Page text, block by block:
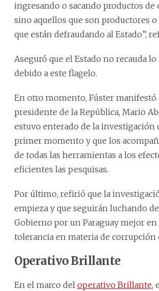
ingresando o sacando productos de
sino aquellos que son productores
que están defraudando al Estado”,
Aseguró que el Estado no recauda lo
debido a este flagelo.
En otro momento, Fúster manifestó
presidente de la República, Mario
estuvo enterado de la investigación
primer momento y que los
de todas las herramientas a los
eficientes las pesquisas.
Por último, refirió que la
empieza y que seguirán luchando
Gobierno por un Paraguay mejor en
tolerancia en materia de corrupción
Operativo Brillante
En el marco del operativo Brillante,